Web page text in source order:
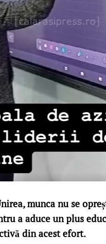
munca nu se
a aduce un plus
din acest efort.